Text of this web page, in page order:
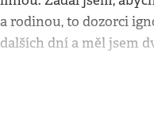
a rodinou, to dozorci
dalších dní a měl jsem